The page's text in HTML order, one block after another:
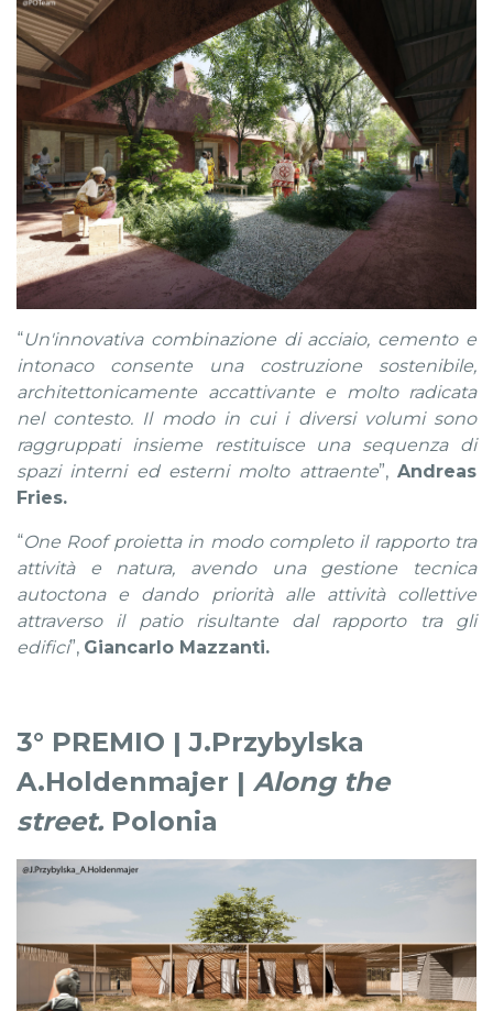
“Un'innovativa combinazione di acciaio, cemento e
intonaco consente una costruzione sostenibile,
architettonicamente accattivante e molto radicata
nel contesto. Il modo in cui i diversi volumi sono
raggruppati insieme restituisce una sequenza di
spazi interni ed esterni molto attraente”,Andreas
Fries.
“One Roof proietta in modo completo il rapporto tra
attività e natura, avendo una gestione tecnica
autoctona e dando priorità alle attività collettive
attraverso il patio risultante dal rapporto tra gli
edifici”, Giancarlo Mazzanti.
3° PREMIO | J.Przybylska
A.Holdenmajer | Along the
street. Polonia